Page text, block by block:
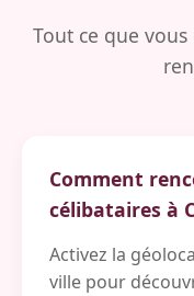
Tout ce que
Comment
célibataires à
Activez la
ville pour